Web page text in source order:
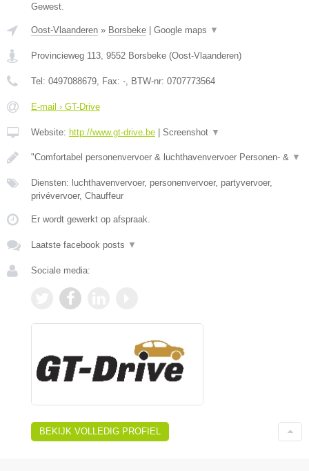
Gewest.
Oost-Vlaanderen » Borsbeke | Google maps ▼
Provincieweg 113 9552 Borsbeke (Oost-Vlaanderen)
Tel: 0497088679 , Fax: - , BTW-nr: 0707773564
E-mail › GT-Drive
Website: http://www.gt-drive.be | Screenshot ▼
"Comfortabel personenvervoer & luchthavenvervoer Personen- & ▼
Diensten: luchthavenvervoer, personenvervoer, partyvervoer,
privévervoer, Chauffeur
Er wordt gewerkt op afspraak.
Laatste facebook posts ▼
Sociale media:
BEKIJK VOLLEDIG PROFIEL